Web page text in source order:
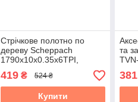
Стрічкове полотно по
дереву Scheppach
1790x10x0.35x6TPI,
419₴ 524 ₴
Купити
та
381